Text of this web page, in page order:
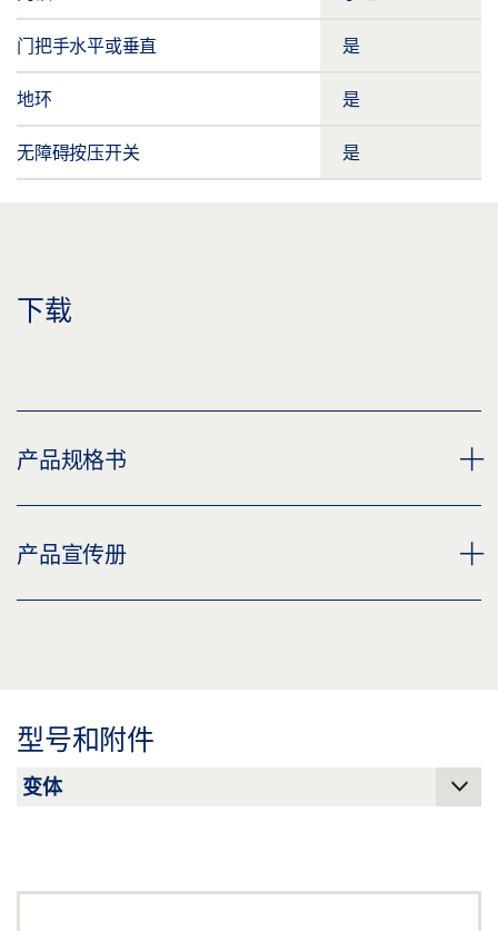
门把手水平或垂直 是
地环 是
无障碍按压开关 是
下载
产品规格书
TSA 325 * 产品规格书 ZH
产品宣传册
型号和附件